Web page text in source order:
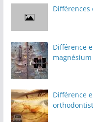
Différences
Différence
magnésium
Différence